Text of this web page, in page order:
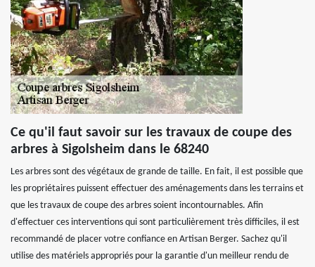
Ce qu'il faut savoir sur les travaux de coupe des
arbres à Sigolsheim dans le 68240
Les arbres sont des végétaux de grande de taille. En fait, il est possible que
les propriétaires puissent effectuer des aménagements dans les terrains et
que les travaux de coupe des arbres soient incontournables. Afin
d'effectuer ces interventions qui sont particulièrement très difficiles, il est
recommandé de placer votre confiance en Artisan Berger. Sachez qu'il
utilise des matériels appropriés pour la garantie d'un meilleur rendu de